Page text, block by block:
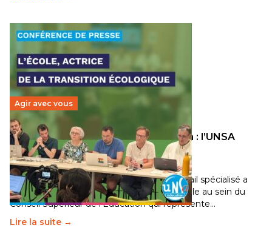
Agir avec vous
Transition écologique de l’éducation : l’UNSA
Éducation fait bouger les lignes
30 juin 2026-National
Pendant plusieurs mois, un groupe de travail spécialisé a
travaillé sur la transition écologique de l’Ecole au sein du
Conseil Supérieur de l’Éducation qui représente…
Lire la suite →